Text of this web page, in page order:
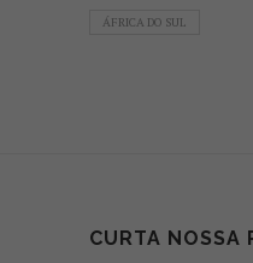
ÁFRICA DO SUL
CURTA NOSSA